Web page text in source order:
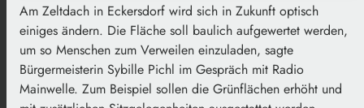
Am Zeltdach in Eckersdorf wird sich in Zukunft optisch
einiges ändern. Die Fläche soll baulich aufgewertet werden,
um so Menschen zum Verweilen einzuladen, sagte
Bürgermeisterin Sybille Pichl im Gespräch mit Radio
Mainwelle. Zum Beispiel sollen die Grünflächen erhöht und